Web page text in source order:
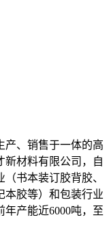
产、销售于一体的高
材料有限公司，自
书本装订胶背胶、
本胶等）和包装行业
年产能近6000吨，至